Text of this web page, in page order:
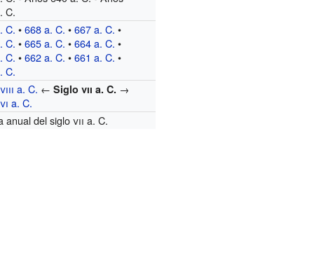
C.
C. •668 a. C. •667 a. C. •
C. •665 a. C. •664 a. C. •
C. •662 a. C. •661 a. C. •
C.
viii a. C. ←Siglovii a. C. →
vi a. C.
anual del siglovii a. C.